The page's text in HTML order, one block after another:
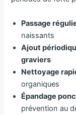
Passage
naissants
Ajout
graviers
Nettoyage
organiques
Épandage
prévention au